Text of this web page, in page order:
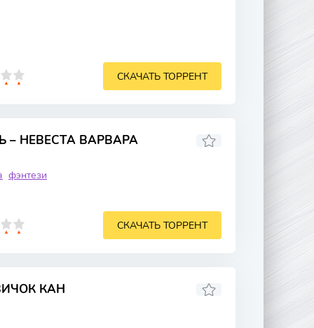
СКАЧАТЬ ТОРРЕНТ
НЕВЕСТА ВАРВАРА
фэнтези
СКАЧАТЬ ТОРРЕНТ
КАН